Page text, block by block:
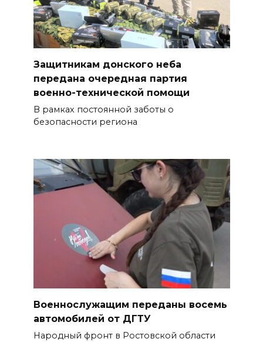
Защитникам донского неба
передана очередная партия
военно-технической помощи
В рамках постоянной заботы о
безопасности региона
Военнослужащим переданы восемь
автомобилей от ДГТУ
Народный фронт в Ростовской области